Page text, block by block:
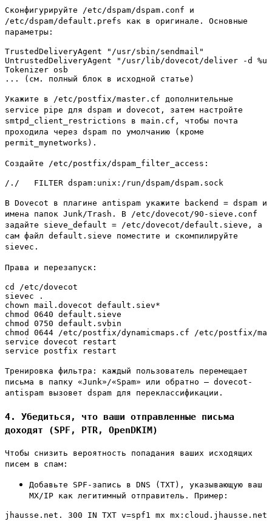
Сконфигурируйте /etc/dspam/dspam.conf и
/etc/dspam/default.prefs как в оригинале. Основные
параметры:
TrustedDeliveryAgent "/usr/sbin/sendmail"
UntrustedDeliveryAgent "/usr/lib/dovecot/deliver -d %u"
Tokenizer osb
... (см. полный блок в исходной статье)
Укажите в /etc/postfix/master.cf дополнительные
service pipe для dspam и dovecot, затем настройте
smtpd_client_restrictions в main.cf, чтобы почта
проходила через dspam по умолчанию (кроме
permit_mynetworks).
Создайте /etc/postfix/dspam_filter_access:
/./   FILTER dspam:unix:/run/dspam/dspam.sock
В Dovecot в плагине antispam укажите backend = dspam и
имена папок Junk/Trash. В /etc/dovecot/90-sieve.conf
задайте sieve_default = /etc/dovecot/default.sieve, а
сам файл default.sieve поместите и скомпилируйте
sievec.
Права и перезапуск:
cd /etc/dovecot
sievec .
chown mail.dovecot default.siev*
chmod 0640 default.sieve
chmod 0750 default.svbin
chmod 0644 /etc/postfix/dynamicmaps.cf /etc/postfix/
service dovecot restart
service postfix restart
Тренировка фильтра: каждый пользователь перемещает
письма в папку «Junk»/«Spam» или обратно — dovecot-
antispam вызовет dspam для переклассификации.
4. Убедиться, что ваши отправленные письма
доходят (SPF, PTR, OpenDKIM)
Чтобы снизить вероятность попадания ваших исходящих
писем в спам:
Добавьте SPF-запись в DNS (TXT), указывающую ваш
MX/IP как легитимный отправитель. Пример:
jhausse.net. 300 IN TXT v=spf1 mx